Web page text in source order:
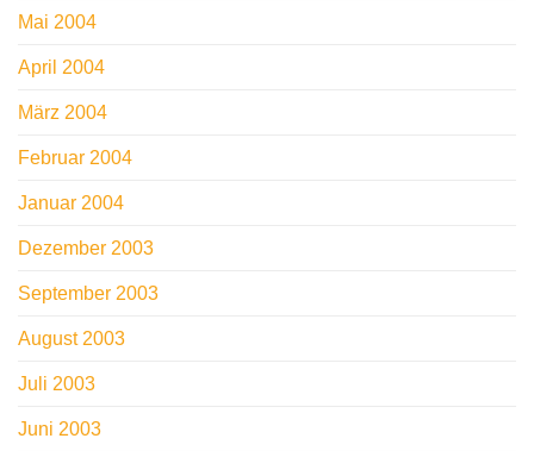
Mai 2004
April 2004
März 2004
Februar 2004
Januar 2004
Dezember 2003
September 2003
August 2003
Juli 2003
Juni 2003